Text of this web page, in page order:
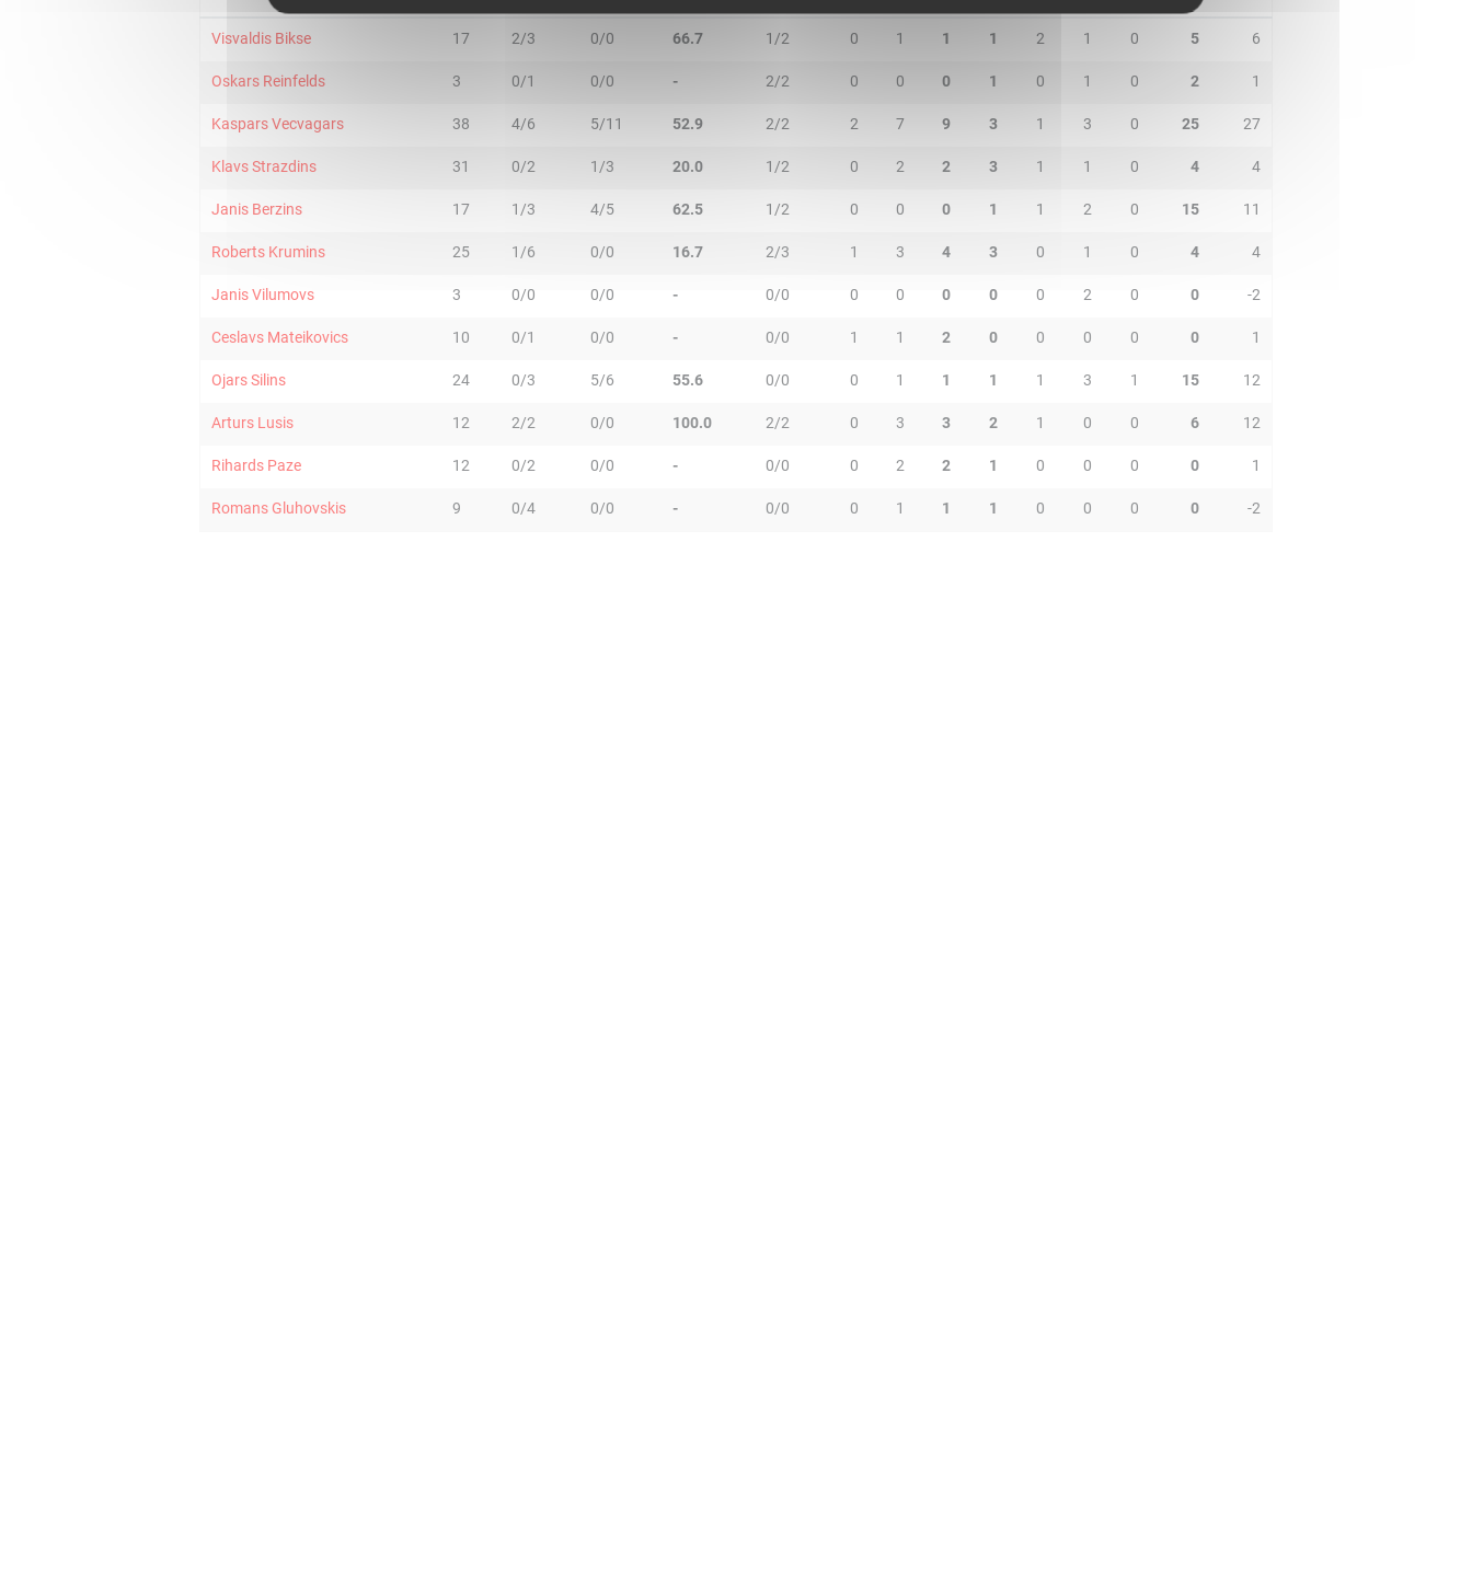
Visvaldis Bikse 17 2/3 0/0 66.7 1/2 0 1 1 1 2 1 0 5 6
Oskars Reinfelds 3 0/1 0/0 - 2/2 0 0 0 1 0 1 0 2 1
Kaspars Vecvagars 38 4/6 5/11 52.9 2/2 2 7 9 3 1 3 0 25 27
Klavs Strazdins 31 0/2 1/3 20.0 1/2 0 2 2 3 1 1 0 4 4
Janis Berzins 17 1/3 4/5 62.5 1/2 0 0 0 1 1 2 0 15 11
Roberts Krumins 25 1/6 0/0 16.7 2/3 1 3 4 3 0 1 0 4 4
Janis Vilumovs 3 0/0 0/0 - 0/0 0 0 0 0 0 2 0 0 -2
Ceslavs Mateikovics 10 0/1 0/0 - 0/0 1 1 2 0 0 0 0 0 1
Ojars Silins 24 0/3 5/6 55.6 0/0 0 1 1 1 1 3 1 15 12
Arturs Lusis 12 2/2 0/0 100.0 2/2 0 3 3 2 1 0 0 6 12
Rihards Paze 12 0/2 0/0 - 0/0 0 2 2 1 0 0 0 0 1
Romans Gluhovskis 9 0/4 0/0 - 0/0 0 1 1 1 0 0 0 0 -2